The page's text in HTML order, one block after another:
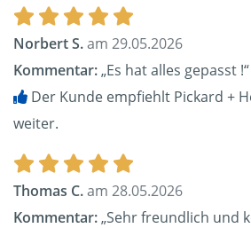
Norbert S.am 29.05.2026
Kommentar:„Es hat alles gepasst !“
Der Kunde empfiehlt Pickard +
weiter.
Thomas C.am 28.05.2026
Kommentar:„Sehr freundlich und